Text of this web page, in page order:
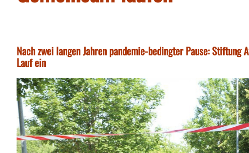
Nach zwei langen Jahren pandemie-bedingter Pause:
Lauf ein